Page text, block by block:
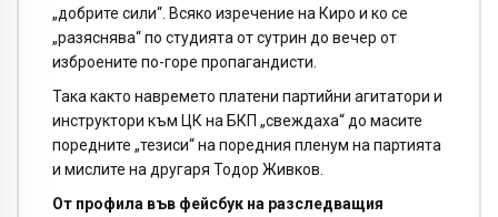
„добрите сили“. Всяко изречение на Киро и ко се
„разяснява“ по студията от сутрин до вечер от
изброените по-горе пропагандисти.
Така както навремето платени партийни агитатори и
инструктори към ЦК на БКП „свеждаха“ до масите
поредните „тезиси“ на поредния пленум на партията
и мислите на другаря Тодор Живков.
От профила във фейсбук на разследващия